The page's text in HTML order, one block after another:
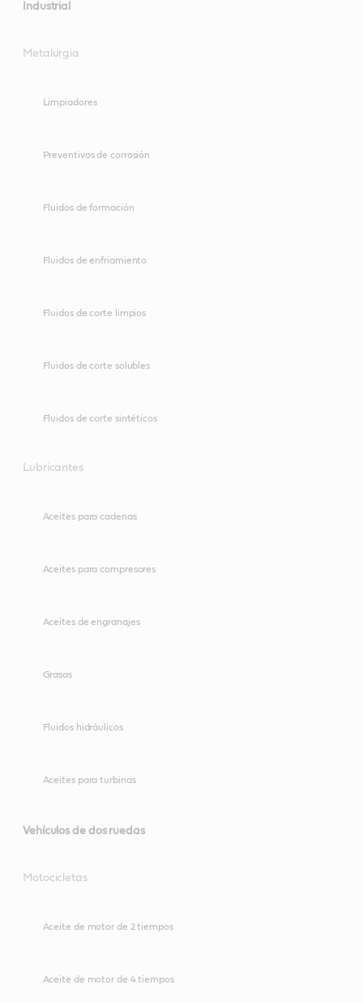
Industrial
Metalurgia
Limpiadores
Preventivos de corrosión
Fluidos de formación
Fluidos de enfriamiento
Fluidos de corte limpios
Fluidos de corte solubles
Fluidos de corte sintéticos
Lubricantes
Aceites para cadenas
Aceites para compresores
Aceites de engranajes
Grasas
Fluidos hidráulicos
Aceites para turbinas
Vehículos de dos ruedas
Motocicletas
Aceite de motor de 2 tiempos
Aceite de motor de 4 tiempos